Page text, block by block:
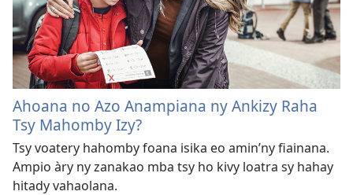
Ahoana no Azo Anampiana ny Ankizy Raha
Tsy Mahomby Izy?
Tsy voatery hahomby foana isika eo amin’ny fiainana.
Ampio àry ny zanakao mba tsy ho kivy loatra sy hahay
hitady vahaolana.